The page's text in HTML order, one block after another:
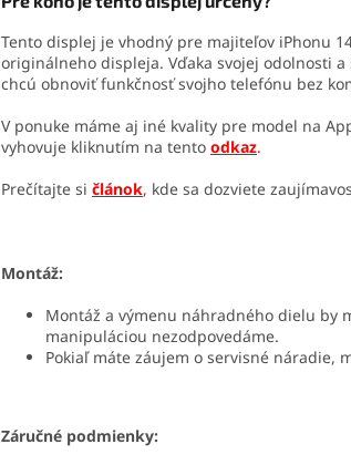
Tento displej je vhodný pre majiteľov iPhonu
originálneho displeja. Vďaka svojej odolnosti
chcú obnoviť funkčnosť svojho telefónu bez
V ponuke máme aj iné kvality pre model na
vyhovuje kliknutím na tento odkaz.
Prečítajte si článok, kde sa dozviete
Montáž:
Montáž a výmenu náhradného dielu by
manipuláciou nezodpovedáme.
Pokiaľ máte záujem o servisné náradie,
Záručné podmienky: